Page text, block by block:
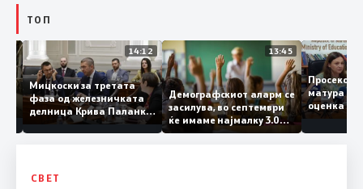
ТОП
15:20
Во
14:12
Мицкоски за третата
фаза од железничката
делница Крива Паланка
– Деве Баир: Проектот
нема да заврши на
целина
13:45
Демографскиот аларм се
засилува, во септември
ќе имаме најмалку 3.000
првачиња помалку
матура
оценка
СВЕТ